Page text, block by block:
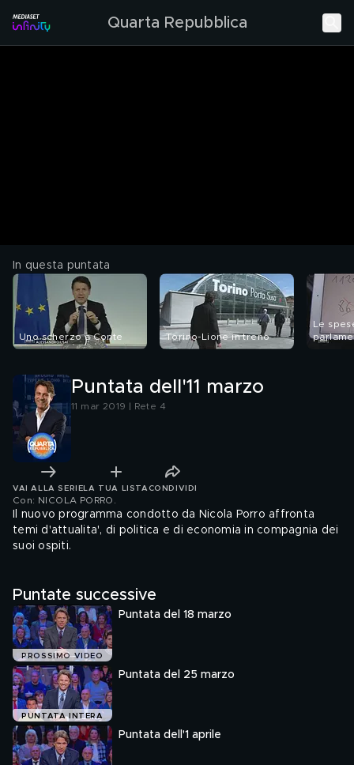
Quarta Repubblica
In questa puntata
Uno scherzo a Conte Torino-Lione in treno
Le
Puntata dell'11 marzo
11 mar 2019 | Rete 4
VAI ALLA SERIE LA TUA LISTA CONDIVIDI
Con: NICOLA PORRO
Il nuovo programma condotto da Nicola Porro affronta
temi d'attualita', di politica e di economia in compagnia dei
suoi ospiti.
Puntate successive
PROSSIMO VIDEO
Puntata del 18 marzo
PUNTATA INTERA
Puntata del 25 marzo
Puntata dell'1 aprile